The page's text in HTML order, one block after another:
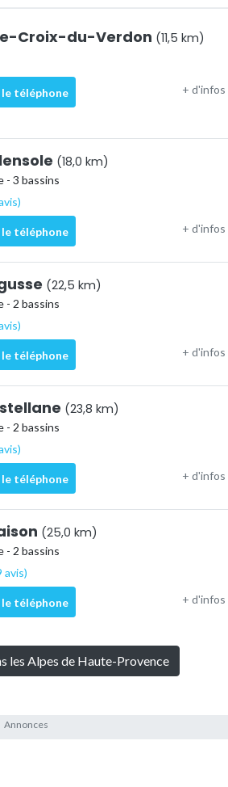
Croix-du-Verdon (11,5 km)
téléphone +
(18,0 km)
- 3 bassins
téléphone +
(22,5 km)
- 2 bassins
téléphone +
(23,8 km)
- 2 bassins
téléphone +
(25,0 km)
- 2 bassins
avis)
téléphone +
les Alpes de Haute-Provence